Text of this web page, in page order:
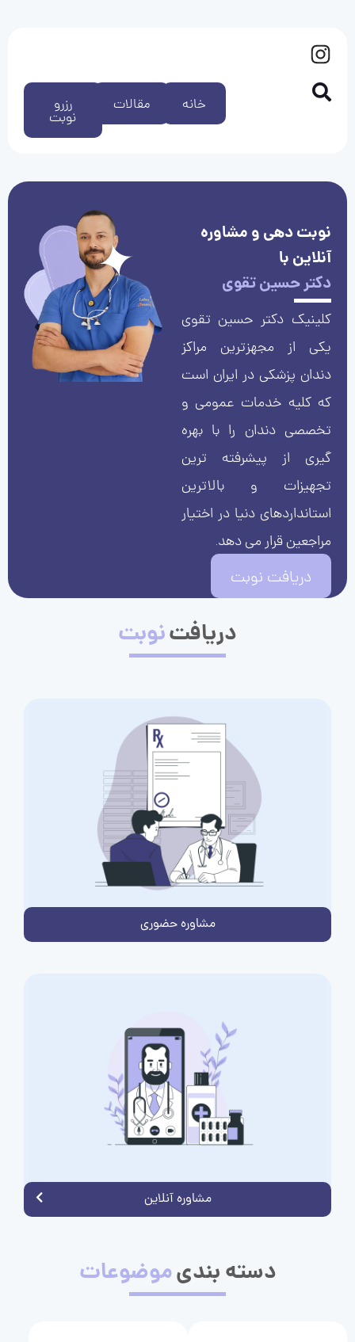
رزرو
نوبت
مقالات خانه
نوبت دهی و مشاوره
آنلاین با
دکتر حسین تقوی
کلینیک دکتر حسین تقوی
یکی از مجهزترین مراکز
دندان پزشکی در ایران است
که کلیه خدمات عمومی و
تخصصی دندان را با بهره
گیری از پیشرفته ترین
تجهیزات و بالاترین
استانداردهای دنیا در اختیار
مراجعین قرار می دهد.
دریافت نوبت
دریافتنوبت
مشاوره حضوری
مشاوره آنلاین
دسته بندیموضوعات